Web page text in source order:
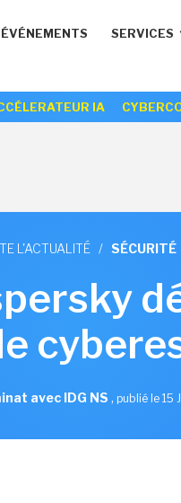
ÉVÉNEMENTS SERVICES
IA
L'ACTUALITÉ / SÉCURITÉ
avec IDG NS , publié le 15